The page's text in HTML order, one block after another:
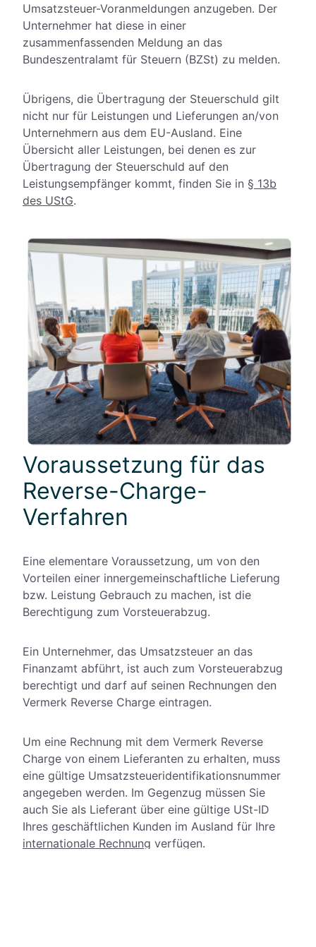
Umsatzsteuer-Voranmeldungen anzugeben. Der
Unternehmer hat diese in einer
zusammenfassenden Meldung an das
Bundeszentralamt für Steuern (BZSt) zu melden.
Übrigens, die Übertragung der Steuerschuld gilt
nicht nur für Leistungen und Lieferungen an/von
Unternehmern aus dem EU-Ausland. Eine
Übersicht aller Leistungen, bei denen es zur
Übertragung der Steuerschuld auf den
Leistungsempfänger kommt, finden Sie in § 13b
des UStG.
Voraussetzung für das
Reverse-Charge-
Verfahren
Eine elementare Voraussetzung, um von den
Vorteilen einer innergemeinschaftliche Lieferung
bzw. Leistung Gebrauch zu machen, ist die
Berechtigung zum Vorsteuerabzug.
Ein Unternehmer, das Umsatzsteuer an das
Finanzamt abführt, ist auch zum Vorsteuerabzug
berechtigt und darf auf seinen Rechnungen den
Vermerk Reverse Charge eintragen.
Um eine Rechnung mit dem Vermerk Reverse
Charge von einem Lieferanten zu erhalten, muss
eine gültige Umsatzsteueridentifikationsnummer
angegeben werden. Im Gegenzug müssen Sie
auch Sie als Lieferant über eine gültige USt-ID
Ihres geschäftlichen Kunden im Ausland für Ihre
internationale Rechnung verfügen.